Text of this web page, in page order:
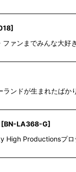
]
ファンまでみんな大
ランドが生まれたば
[BN-LA368-G]
High Productionsプ